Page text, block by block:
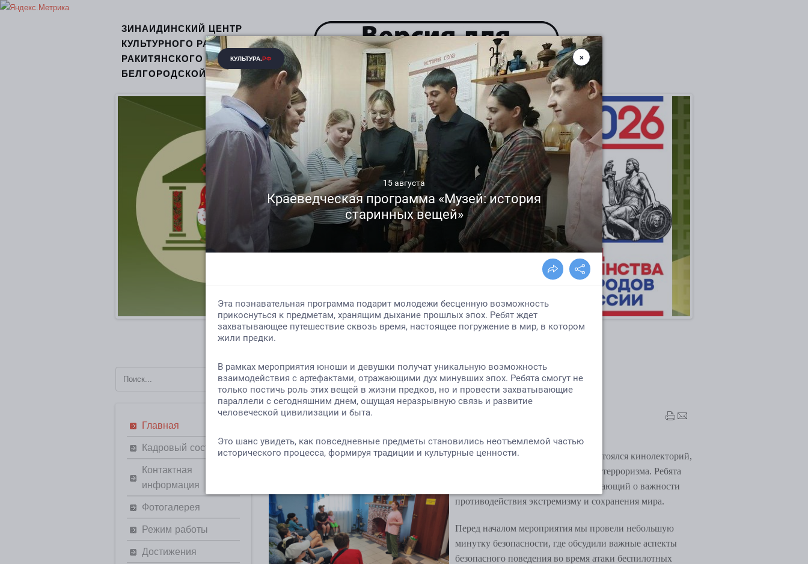
ЗИНАИДИНСКИЙ ЦЕНТР
КУЛЬТУРНОГО РАЗВИТИЯ
РАКИТЯНСКОГО РАЙОНА
БЕЛГОРОДСКОЙ ОБЛАСТИ
Главная
Кадровый состав
Контактная
информация
Фотогалерея
Режим работы
Достижения
Категория:новости Опубликовано: 24.05.2026
В Центре культурного развития состоялся кинолекторий,
посвященный борьбе с идеологией терроризма. Ребята
посмотрели видеоролик, рассказывающий о важности
противодействия экстремизму и сохранения мира.
Перед началом мероприятия мы провели небольшую
минутку безопасности, где обсудили важные аспекты
безопасного поведения во время атаки беспилотных